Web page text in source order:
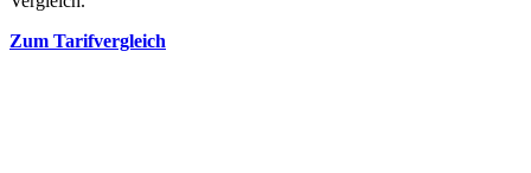
Zum Tarifvergleich